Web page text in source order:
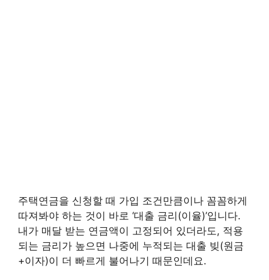
주택연금을 신청할 때 가입 조건만큼이나 꼼꼼하게
따져봐야 하는 것이 바로 ‘대출 금리(이율)’입니다.
내가 매달 받는 연금액이 고정되어 있더라도, 적용
되는 금리가 높으면 나중에 누적되는 대출 빚(원금
+이자)이 더 빠르게 불어나기 때문인데요.